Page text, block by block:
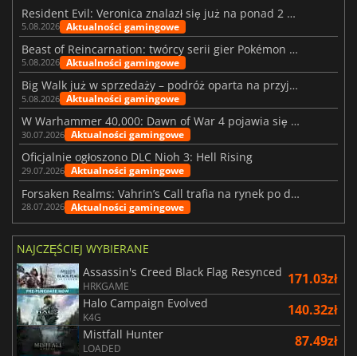
Resident Evil: Veronica znalazł się już na ponad 2 milionach list życzeń
5.08.2026 Aktualności gamingowe
Beast of Reincarnation: twórcy serii gier Pokémon wkraczają na nową ścieżkę
5.08.2026 Aktualności gamingowe
Big Walk już w sprzedaży – podróż oparta na przyjaźni
5.08.2026 Aktualności gamingowe
W Warhammer 40,000: Dawn of War 4 pojawia się frakcja Nekronów
30.07.2026 Aktualności gamingowe
Oficjalnie ogłoszono DLC Nioh 3: Hell Rising
29.07.2026 Aktualności gamingowe
Forsaken Realms: Vahrin’s Call trafia na rynek po dziesięciu latach prac
28.07.2026 Aktualności gamingowe
NAJCZĘŚCIEJ WYBIERANE
Assassin's Creed Black Flag Resynced
HRKGAME 171.03zł
Halo Campaign Evolved
K4G 140.32zł
Mistfall Hunter
LOADED 87.49zł